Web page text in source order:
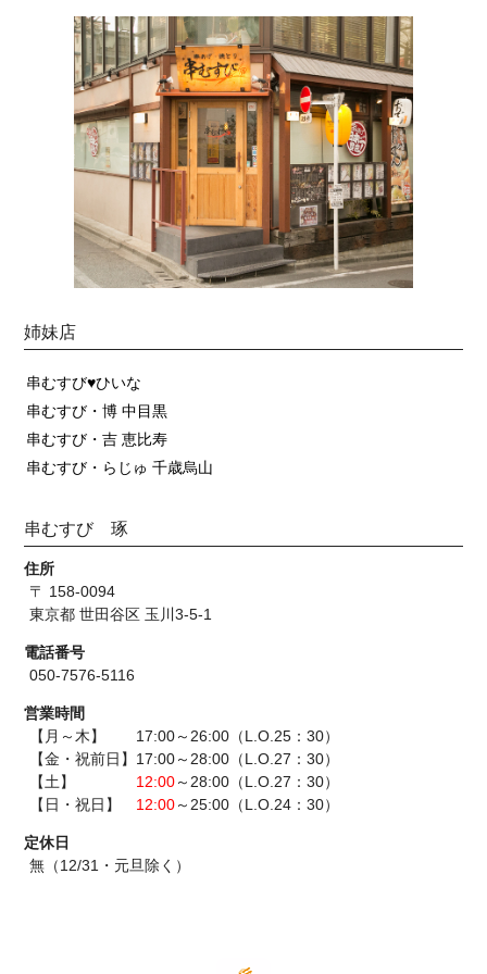
姉妹店
串むすび♥ひいな
串むすび・博 中目黒
串むすび・吉 恵比寿
串むすび・らじゅ 千歳烏山
串むすび 琢
住所
〒 158-0094
東京都 世田谷区 玉川3-5-1
電話番号
050-7576-5116
営業時間
【月～木】 17:00～26:00（L.O.25：30）
【金・祝前日】17:00～28:00（L.O.27：30）
【土】 12:00～28:00（L.O.27：30）
【日・祝日】 12:00～25:00（L.O.24：30）
定休日
無（12/31・元旦除く）